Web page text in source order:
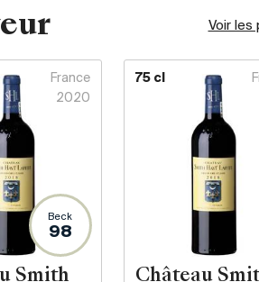
Voir les
France
2020
Beck
98
Smith
75 cl
Château